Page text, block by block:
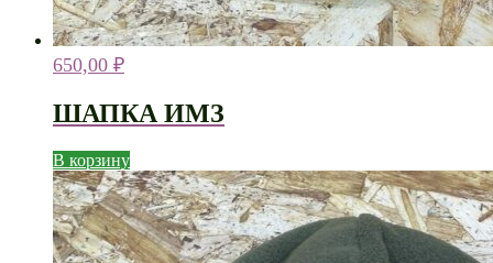
650,00 ₽
ШАПКА ИМЗ
В корзину